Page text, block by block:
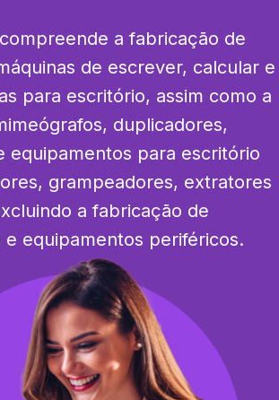
a fabricação de
de escrever, calcular e
para escritório, assim como a
duplicadores,
equipamentos para escritório
grampeadores, extratores
a fabricação de
equipamentos periféricos.